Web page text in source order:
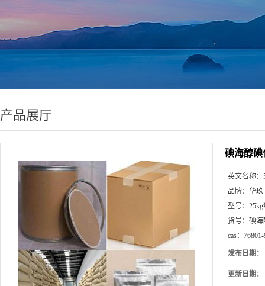
产品展厅
碘海醇碘
英文名称：
品牌： 华玖
型号：
货号： 碘海
cas：
发布日期：
更新日期：